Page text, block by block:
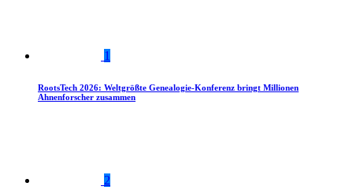
1
RootsTech 2026: Weltgrößte Genealogie-Konferenz bringt Millionen
Ahnenforscher zusammen
2